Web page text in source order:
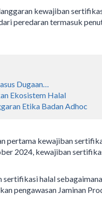
kewajiban
peredaran termasuk
Dugaan…
Ekosistem Halal
Etika Badan Adhoc
pertama kewajiban
2024, kewajiban
halal
pengawasan Jaminan